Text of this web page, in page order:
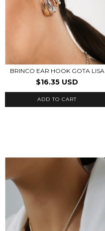
BRINCO EAR HOOK GOTA LISA
$16.35 USD
ADD TO CART